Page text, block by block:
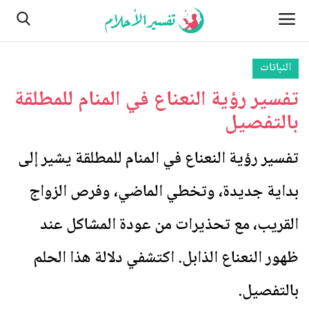
الصفحة الرئيسية
اتصل بنا
الأماكن
من نحن
النباتات
مسائل تتعلق بالرؤية والأحلام
الطبيعة وأحوالها
النباتات
تفسير رؤية النعناع في المنام للمطلقة
بالتفصيل
تفسير رؤية النعناع في المنام للمطلقة يشير إلى
بداية جديدة، وتخطي الماضي، وفرص الزواج
القريب، مع تحذيرات من عودة المشاكل عند
ظهور النعناع الذابل. اكتشفي دلالة هذا الحلم
بالتفصيل.